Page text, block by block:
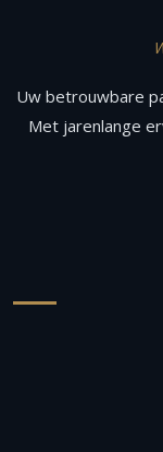
Uw betrouwbare
Met jarenlange